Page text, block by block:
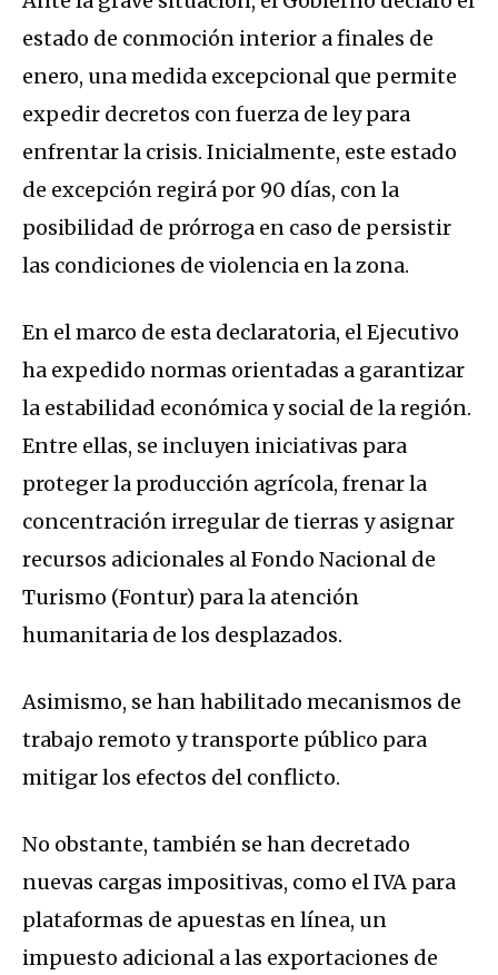
estado de conmoción interior a finales de
enero, una medida excepcional que permite
expedir decretos con fuerza de ley para
enfrentar la crisis. Inicialmente, este estado
de excepción regirá por 90 días, con la
posibilidad de prórroga en caso de persistir
las condiciones de violencia en la zona.
En el marco de esta declaratoria, el Ejecutivo
ha expedido normas orientadas a garantizar
la estabilidad económica y social de la región.
Entre ellas, se incluyen iniciativas para
proteger la producción agrícola, frenar la
concentración irregular de tierras y asignar
recursos adicionales al Fondo Nacional de
Turismo (Fontur) para la atención
humanitaria de los desplazados.
Asimismo, se han habilitado mecanismos de
trabajo remoto y transporte público para
mitigar los efectos del conflicto.
No obstante, también se han decretado
nuevas cargas impositivas, como el IVA para
plataformas de apuestas en línea, un
impuesto adicional a las exportaciones de